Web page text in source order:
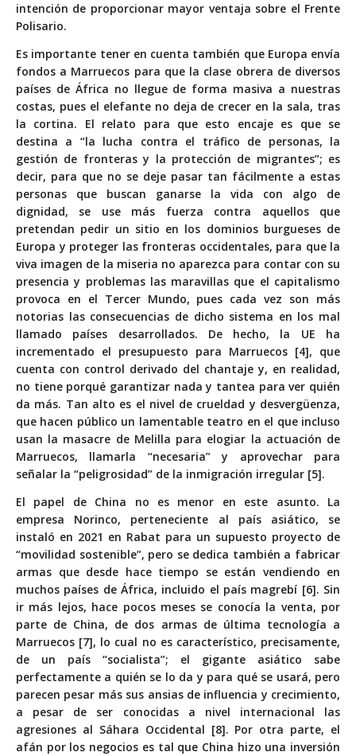
intención de proporcionar mayor ventaja sobre el Frente
Polisario.
Es importante tener en cuenta también que Europa envía
fondos a Marruecos para que la clase obrera de diversos
países de África no llegue de forma masiva a nuestras
costas, pues el elefante no deja de crecer en la sala, tras
la cortina. El relato para que esto encaje es que se
destina a “la lucha contra el tráfico de personas, la
gestión de fronteras y la protección de migrantes”; es
decir, para que no se deje pasar tan fácilmente a estas
personas que buscan ganarse la vida con algo de
dignidad, se use más fuerza contra aquellos que
pretendan pedir un sitio en los dominios burgueses de
Europa y proteger las fronteras occidentales, para que la
viva imagen de la miseria no aparezca para contar con su
presencia y problemas las maravillas que el capitalismo
provoca en el Tercer Mundo, pues cada vez son más
notorias las consecuencias de dicho sistema en los mal
llamado países desarrollados. De hecho, la UE ha
incrementado el presupuesto para Marruecos [4], que
cuenta con control derivado del chantaje y, en realidad,
no tiene porqué garantizar nada y tantea para ver quién
da más. Tan alto es el nivel de crueldad y desvergüenza,
que hacen público un lamentable teatro en el que incluso
usan la masacre de Melilla para elogiar la actuación de
Marruecos, llamarla “necesaria” y aprovechar para
señalar la “peligrosidad” de la inmigración irregular [5].
El papel de China no es menor en este asunto. La
empresa Norinco, perteneciente al país asiático, se
instaló en 2021 en Rabat para un supuesto proyecto de
“movilidad sostenible”, pero se dedica también a fabricar
armas que desde hace tiempo se están vendiendo en
muchos países de África, incluido el país magrebí [6]. Sin
ir más lejos, hace pocos meses se conocía la venta, por
parte de China, de dos armas de última tecnología a
Marruecos [7], lo cual no es característico, precisamente,
de un país “socialista”; el gigante asiático sabe
perfectamente a quién se lo da y para qué se usará, pero
parecen pesar más sus ansias de influencia y crecimiento,
a pesar de ser conocidas a nivel internacional las
agresiones al Sáhara Occidental [8]. Por otra parte, el
afán por los negocios es tal que China hizo una inversión